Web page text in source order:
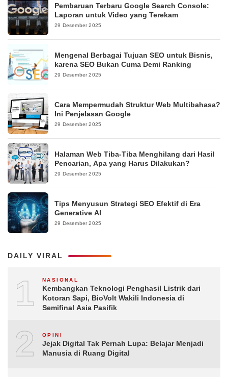
Pembaruan Terbaru Google Search Console:
Laporan untuk Video yang Terekam
29 Desember 2025
Mengenal Berbagai Tujuan SEO untuk Bisnis,
karena SEO Bukan Cuma Demi Ranking
29 Desember 2025
Cara Mempermudah Struktur Web Multibahasa?
Ini Penjelasan Google
29 Desember 2025
Halaman Web Tiba-Tiba Menghilang dari Hasil
Pencarian, Apa yang Harus Dilakukan?
29 Desember 2025
Tips Menyusun Strategi SEO Efektif di Era
Generative AI
29 Desember 2025
DAILY VIRAL
1 NASIONAL
Kembangkan Teknologi Penghasil Listrik dari
Kotoran Sapi, BioVolt Wakili Indonesia di
Semifinal Asia Pasifik
2 OPINI
Jejak Digital Tak Pernah Lupa: Belajar Menjadi
Manusia di Ruang Digital